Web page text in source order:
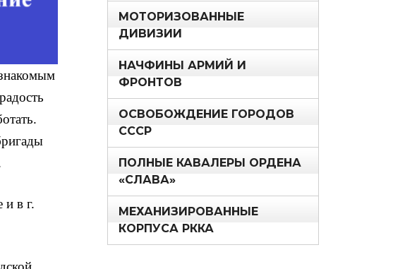
и в г.
МОТОРИЗОВАННЫЕ
ДИВИЗИИ
НАЧФИНЫ АРМИЙ И
ФРОНТОВ
ОСВОБОЖДЕНИЕ ГОРОДОВ
СССР
ПОЛНЫЕ КАВАЛЕРЫ ОРДЕНА
«СЛАВА»
МЕХАНИЗИРОВАННЫЕ
КОРПУСА РККА